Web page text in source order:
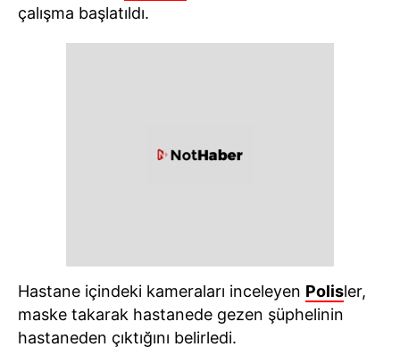
çalışma başlatıldı.
Hastane içindeki kameraları inceleyen Polisler,
maske takarak hastanede gezen şüphelinin
hastaneden çıktığını belirledi.